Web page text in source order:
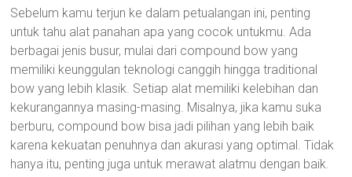
Sebelum kamu terjun ke dalam petualangan ini, penting
untuk tahu alat panahan apa yang cocok untukmu. Ada
berbagai jenis busur, mulai dari compound bow yang
memiliki keunggulan teknologi canggih hingga traditional
bow yang lebih klasik. Setiap alat memiliki kelebihan dan
kekurangannya masing-masing. Misalnya, jika kamu suka
berburu, compound bow bisa jadi pilihan yang lebih baik
karena kekuatan penuhnya dan akurasi yang optimal. Tidak
hanya itu, penting juga untuk merawat alatmu dengan baik.